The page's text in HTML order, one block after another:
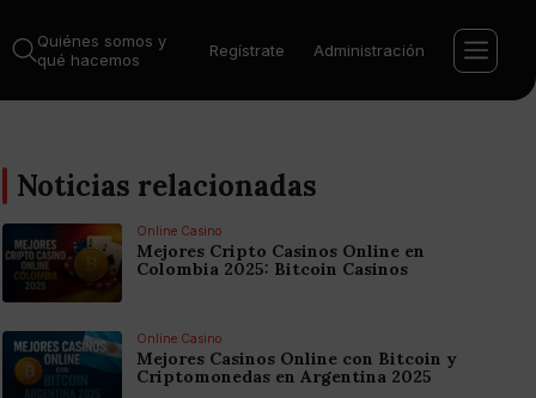
Quiénes somos y
qué hacemos
Regístrate Administración
Noticias relacionadas
Online Casino
Mejores Cripto Casinos Online en
Colombia 2025: Bitcoin Casinos
Online Casino
Mejores Casinos Online con Bitcoin y
Criptomonedas en Argentina 2025